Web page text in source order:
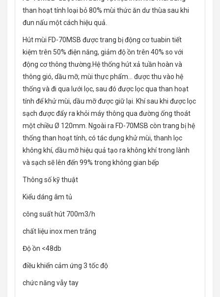
than hoạt tính loại bỏ 80% mùi thức ăn dư thùa sau khi
đun nấu một cách hiệu quả.
Hút mùi FD-70MSB được trang bị động cơ tuabin tiết
kiệm trên 50% điện năng, giảm độ ồn trên 40% so với
động cơ thông thường.Hệ thống hút xả tuần hoàn và
thông gió, dầu mỡ, mùi thực phẩm… được thu vào hệ
thống và đi qua lưới lọc, sau đó được lọc qua than hoạt
tính để khử mùi, dầu mỡ được giữ lại. Khí sau khi được lọc
sạch được đẩy ra khỏi máy thông qua đường ống thoát
một chiều Ø 120mm. Ngoài ra FD-70MSB còn trang bị hệ
thống than hoạt tính, có tác dụng khử mùi, thanh lọc
không khí, dầu mỡ hiệu quả tạo ra không khí trong lành
và sạch sẽ lên đến 99% trong không gian bếp
Thông số kỹ thuật
Kiểu dáng âm tủ
công suất hút 700m3/h
chất liệu inox men trắng
Độ ồn <48db
điều khiển cảm ứng 3 tốc độ
chức năng vẫy tay